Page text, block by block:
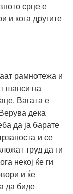
срце е
и кога другите
рамнотежа и
шанси на
Вагата е
дека
да ја барате
и се
труд да ги
некој ќе ги
и ќе
да биде